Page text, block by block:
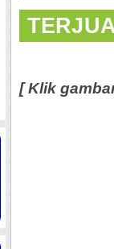
[ Klik